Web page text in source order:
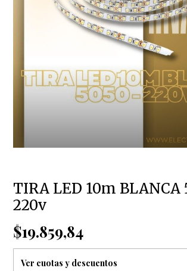
TIRA LED 10m BLANCA
220v
$19.859,84
Ver cuotas y descuentos